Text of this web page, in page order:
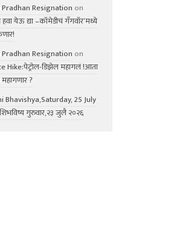
Resignation on
हवा येऊ द्या –कॉमेडीचं गॅंगवॉर’मध्ये
Resignation on
Hike:पेट्रोल-डिझेल महागलं !आता
?
Bhavishya,Saturday, 25 July
गुरुवार,२३ जुलै २०२६